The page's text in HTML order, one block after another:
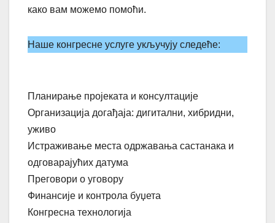
како вам можемо помоћи.
Наше конгресне услуге укључују следеће:
Планирање пројеката и консултације
Организација догађаја: дигитални, хибридни,
уживо
Истраживање места одржавања састанака и
одговарајућих датума
Преговори о уговору
Финансије и контрола буџета
Конгресна технологија